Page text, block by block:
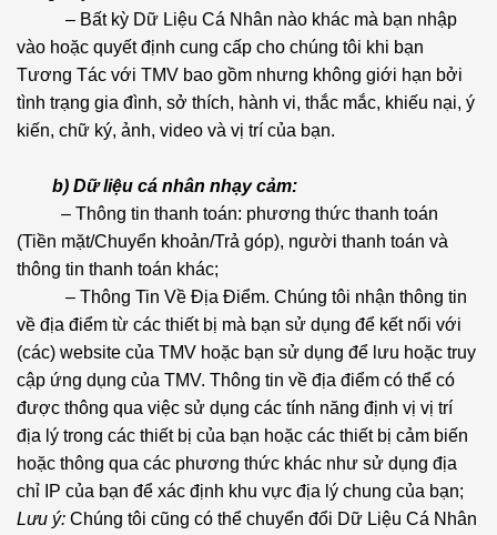
– Bất kỳ Dữ Liệu Cá Nhân nào khác mà bạn nhập
vào hoặc quyết định cung cấp cho chúng tôi khi bạn
Tương Tác với TMV bao gồm nhưng không giới hạn bởi
tình trạng gia đình, sở thích, hành vi, thắc mắc, khiếu nại, ý
kiến, chữ ký, ảnh, video và vị trí của bạn.
b) Dữ liệu cá nhân nhạy cảm:
– Thông tin thanh toán: phương thức thanh toán
(Tiền mặt/Chuyển khoản/Trả góp), người thanh toán và
thông tin thanh toán khác;
– Thông Tin Về Địa Điểm. Chúng tôi nhận thông tin
về địa điểm từ các thiết bị mà bạn sử dụng để kết nối với
(các) website của TMV hoặc bạn sử dụng để lưu hoặc truy
cập ứng dụng của TMV. Thông tin về địa điểm có thể có
được thông qua việc sử dụng các tính năng định vị vị trí
địa lý trong các thiết bị của bạn hoặc các thiết bị cảm biến
hoặc thông qua các phương thức khác như sử dụng địa
chỉ IP của bạn để xác định khu vực địa lý chung của bạn;
Lưu ý: Chúng tôi cũng có thể chuyển đổi Dữ Liệu Cá Nhân